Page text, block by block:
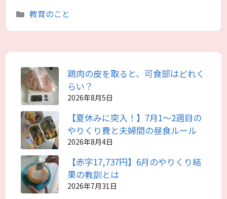
カ
リ
教育のこと
鶏肉の皮を取ると、可食部はどれく
らい？
2026年8月5日
【夏休みに突入！】7月1～2週目の
やりくり費と夫婦間の昼食ルール
2026年8月4日
【赤字17,737円】6月のやりくり結
果の教訓とは
2026年7月31日